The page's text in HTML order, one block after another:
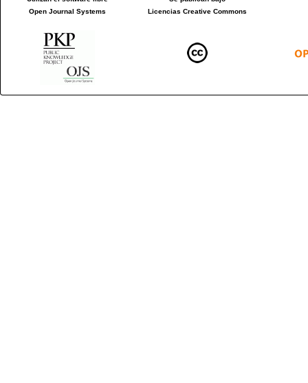
Open Journal Systems
Licencias Creative Commons